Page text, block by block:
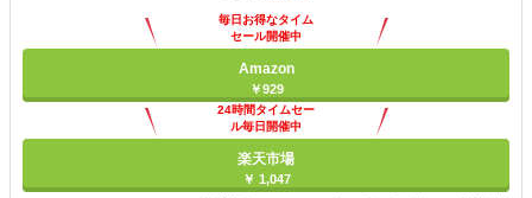
毎日お得なタイム
セール開催中
Amazon
￥929
24時間タイムセー
ル毎日開催中
楽天市場
￥ 1,047